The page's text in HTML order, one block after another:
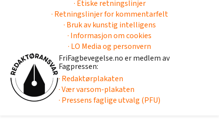
· Etiske retningslinjer
· Retningslinjer for kommentarfelt
· Bruk av kunstig intelligens
· Informasjon om cookies
· LO Media og personvern
FriFagbevegelse.no er medlem av
Fagpressen:
· Redaktørplakaten
· Vær varsom-plakaten
· Pressens faglige utvalg (PFU)